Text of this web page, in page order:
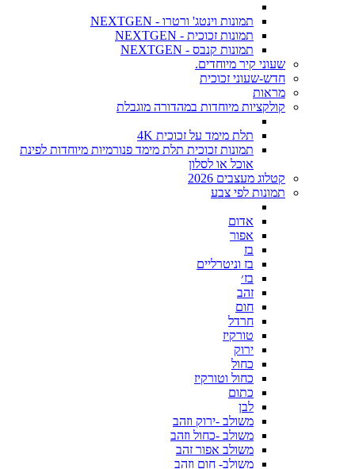
תמונות וינטג' ורטרו - NEXTGEN
תמונות זכוכית - NEXTGEN
תמונות קנבס - NEXTGEN
שעוני קיר מיוחדים.
חדש-שעוני זכוכית
מראות
קולקציות מיוחדות במהדורה מוגבלת
תלת מימד על זכוכית 4K
תמונות זכוכית תלת מימד פנורמיות מיוחדות לפינת
אוכל או לסלון
קטלוג מעצבים 2026
תמונות לפי צבע
אדום
אפור
בז
בז וניטרליים
בז׳
זהב
חום
חרדל
טורקיז
ירוק
כחול
כחול וטורקיז
כתום
לבן
משולב -ירוק וזהב
משולב -כחול וזהב
משולב אפור זהב
משולב- חום וזהב